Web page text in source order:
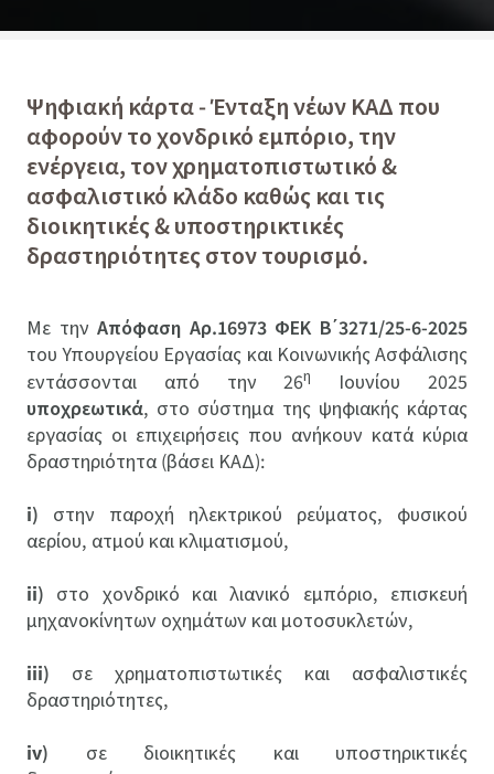
Ψηφιακή κάρτα - Ένταξη νέων ΚΑΔ που
αφορούν το χονδρικό εμπόριο, την
ενέργεια, τον χρηματοπιστωτικό &
ασφαλιστικό κλάδο καθώς και τις
διοικητικές & υποστηρικτικές
δραστηριότητες στον τουρισμό.
Με τηνΑπόφαση Αρ.16973 ΦΕΚ Β΄3271/25-6-2025
του Υπουργείου Εργασίας και Κοινωνικής Ασφάλισης
εντάσσονται από την 26η
Ιουνίου 2025
υποχρεωτικά, στο σύστημα της ψηφιακής κάρτας
εργασίας οι επιχειρήσεις που ανήκουν κατά κύρια
δραστηριότητα (βάσει ΚΑΔ):
i) στην παροχή ηλεκτρικού ρεύματος, φυσικού
αερίου, ατμού και κλιματισμού,
ii) στο χονδρικό και λιανικό εμπόριο, επισκευή
μηχανοκίνητων οχημάτων και μοτοσυκλετών,
iii) σε χρηματοπιστωτικές και ασφαλιστικές
δραστηριότητες,
iv) σε διοικητικές και υποστηρικτικές